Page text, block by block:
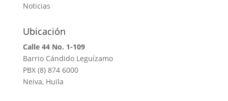
Noticias
Ubicación
Calle 44 No. 1-109
Barrio Cándido Leguízamo
PBX (8) 874 6000
Neiva, Huila